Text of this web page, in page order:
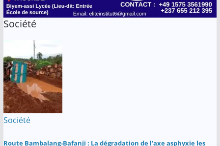
Société
Société
Route Bambalang-Bafanji : La dégradation de l’axe asphyxie les